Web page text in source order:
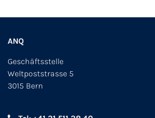
ANQ
Geschäftsstelle
Weltpoststrasse 5
3015 Bern